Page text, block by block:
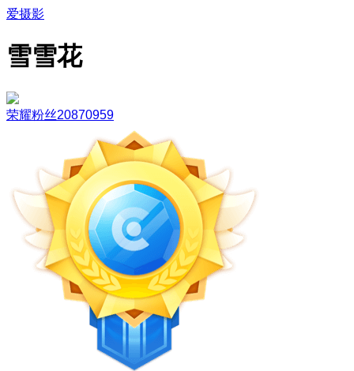
爱摄影
雪雪花
荣耀粉丝20870959